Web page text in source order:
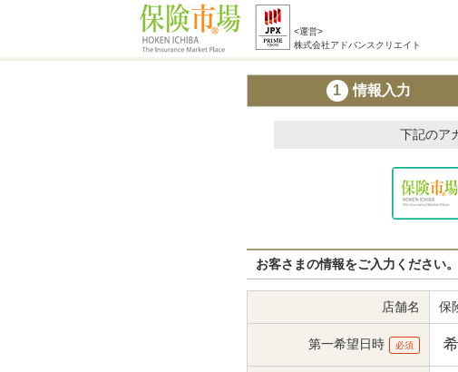
<運営>
株式会社アドバンスクリエイト
1 情報入力
下記のア
お客さまの情報をご入力ください。
店舗名 保
第一希望日時 必須